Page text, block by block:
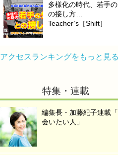
多様化の時代、若手
の接し方…
Teacher’s［Shift］
アクセスランキングをもっと見る
特集・連載
編集長・加藤紀子連載「
会いたい人」